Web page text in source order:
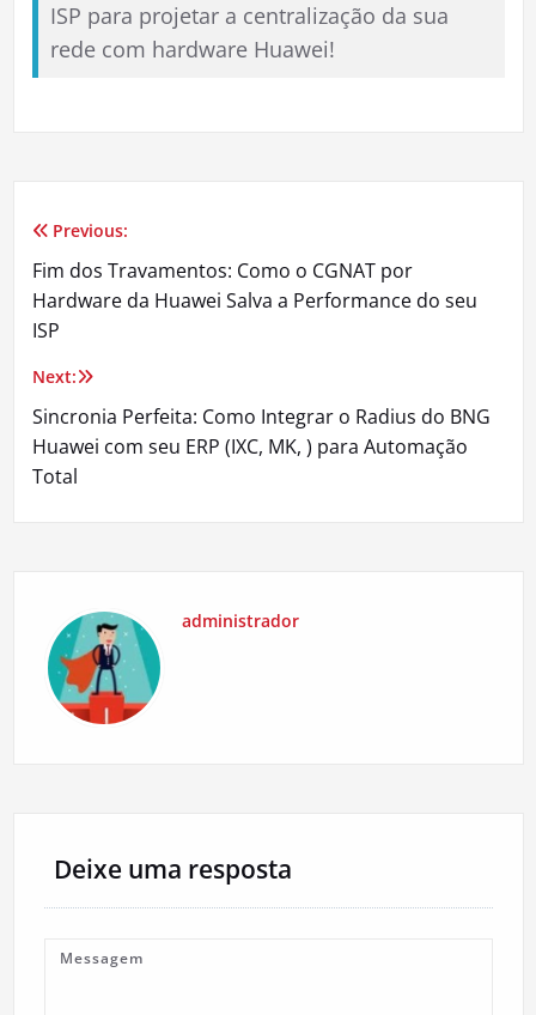
ISP para projetar a centralização da sua
rede com hardware Huawei!
Navegação
de
Post
Previous:
Fim dos Travamentos: Como o CGNAT por
Hardware da Huawei Salva a Performance do seu
ISP
Next:
Sincronia Perfeita: Como Integrar o Radius do BNG
Huawei com seu ERP (IXC, MK, ) para Automação
Total
administrador
Deixe uma resposta